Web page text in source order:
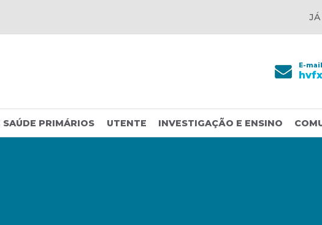
JÁ
E-mail
SAÚDE PRIMÁRIOS UTENTE INVESTIGAÇÃO E ENSINO